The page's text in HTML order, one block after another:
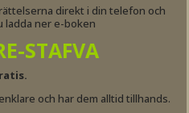
direkt i din telefon och
ladda ner e-boken
STAFVA
och har dem alltid tillhands.